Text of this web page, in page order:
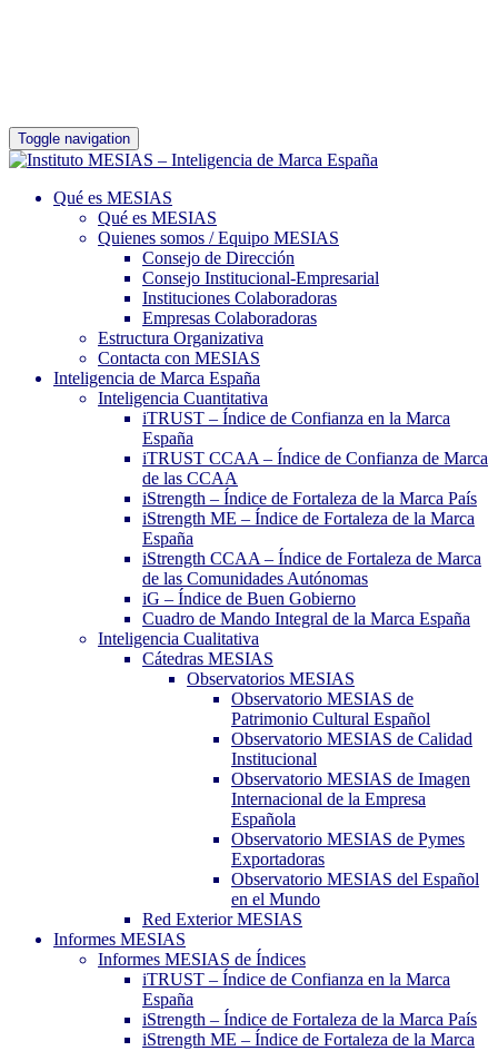
Toggle navigation
Qué es MESIAS
Qué es MESIAS
Quienes somos / Equipo MESIAS
Consejo de Dirección
Consejo Institucional-Empresarial
Instituciones Colaboradoras
Empresas Colaboradoras
Estructura Organizativa
Contacta con MESIAS
Inteligencia de Marca España
Inteligencia Cuantitativa
iTRUST – Índice de Confianza en la Marca
España
iTRUST CCAA – Índice de Confianza de Marca
de las CCAA
iStrength – Índice de Fortaleza de la Marca País
iStrength ME – Índice de Fortaleza de la Marca
España
iStrength CCAA – Índice de Fortaleza de Marca
de las Comunidades Autónomas
iG – Índice de Buen Gobierno
Cuadro de Mando Integral de la Marca España
Inteligencia Cualitativa
Cátedras MESIAS
Observatorios MESIAS
Observatorio MESIAS de
Patrimonio Cultural Español
Observatorio MESIAS de Calidad
Institucional
Observatorio MESIAS de Imagen
Internacional de la Empresa
Española
Observatorio MESIAS de Pymes
Exportadoras
Observatorio MESIAS del Español
en el Mundo
Red Exterior MESIAS
Informes MESIAS
Informes MESIAS de Índices
iTRUST – Índice de Confianza en la Marca
España
iStrength – Índice de Fortaleza de la Marca País
iStrength ME – Índice de Fortaleza de la Marca